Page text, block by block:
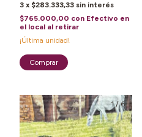
3 x $283.333,33 sin interés
$765.000,00 con Efectivo en
el local al retirar
¡Última unidad!
1/6